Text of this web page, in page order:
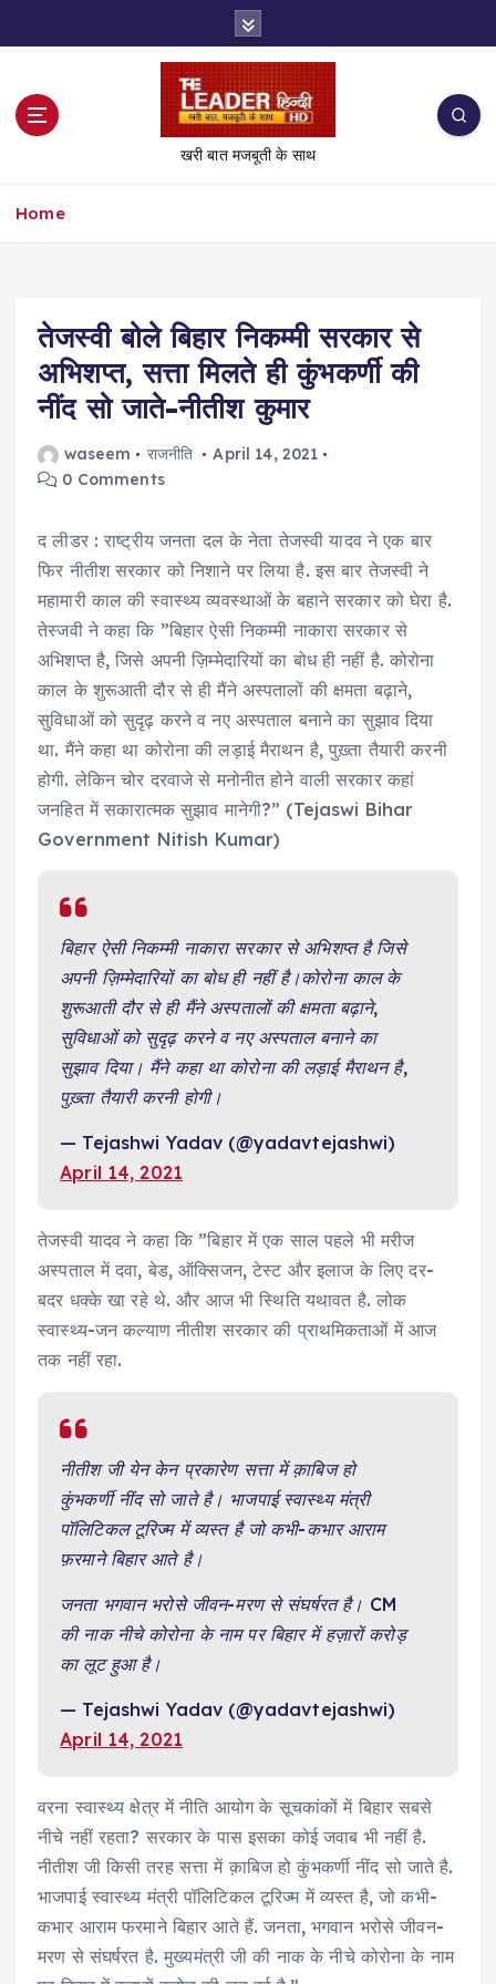
t
खरी बात मजबूती के साथ
Home
तेजस्वी बोले बिहार निकम्मी सरकार से
अभिशप्त, सत्ता मिलते ही कुंभकर्णी की
नींद सो जाते-नीतीश कुमार
waseem राजनीति
April 14, 2021
0 Comments
द लीडर : राष्ट्रीय जनता दल के नेता तेजस्वी यादव ने एक बार
फिर नीतीश सरकार को निशाने पर लिया है. इस बार तेजस्वी ने
महामारी काल की स्वास्थ्य व्यवस्थाओं के बहाने सरकार को घेरा है.
तेस्जवी ने कहा कि ”बिहार ऐसी निकम्मी नाकारा सरकार से
अभिशप्त है, जिसे अपनी ज़िम्मेदारियों का बोध ही नहीं है. कोरोना
काल के शुरूआती दौर से ही मैंने अस्पतालों की क्षमता बढ़ाने,
सुविधाओं को सुदृढ़ करने व नए अस्पताल बनाने का सुझाव दिया
था. मैंने कहा था कोरोना की लड़ाई मैराथन है, पुख़्ता तैयारी करनी
होगी. लेकिन चोर दरवाजे से मनोनीत होने वाली सरकार कहां
जनहित में सकारात्मक सुझाव मानेगी?” (Tejaswi Bihar
Government Nitish Kumar)
बिहार ऐसी निकम्मी नाकारा सरकार से अभिशप्त है जिसे
अपनी ज़िम्मेदारियों का बोध ही नहीं है।कोरोना काल के
शुरूआती दौर से ही मैंने अस्पतालों की क्षमता बढ़ाने,
सुविधाओं को सुदृढ़ करने व नए अस्पताल बनाने का
सुझाव दिया। मैंने कहा था कोरोना की लड़ाई मैराथन है,
पुख़्ता तैयारी करनी होगी।
— Tejashwi Yadav (@yadavtejashwi)
April 14, 2021
तेजस्वी यादव ने कहा कि ”बिहार में एक साल पहले भी मरीज
अस्पताल में दवा, बेड, ऑक्सिजन, टेस्ट और इलाज के लिए दर-
बदर धक्के खा रहे थे. और आज भी स्थिति यथावत है. लोक
स्वास्थ्य-जन कल्याण नीतीश सरकार की प्राथमिकताओं में आज
तक नहीं रहा.
नीतीश जी येन केन प्रकारेण सत्ता में क़ाबिज हो
कुंभकर्णी नींद सो जाते है। भाजपाई स्वास्थ्य मंत्री
पॉलिटिकल टूरिज्म में व्यस्त है जो कभी-कभार आराम
फ़रमाने बिहार आते है।
जनता भगवान भरोसे जीवन-मरण से संघर्षरत है। CM
की नाक नीचे कोरोना के नाम पर बिहार में हज़ारों करोड़
का लूट हुआ है।
— Tejashwi Yadav (@yadavtejashwi)
April 14, 2021
वरना स्वास्थ्य क्षेत्र में नीति आयोग के सूचकांकों में बिहार सबसे
नीचे नहीं रहता? सरकार के पास इसका कोई जवाब भी नहीं है.
नीतीश जी किसी तरह सत्ता में क़ाबिज हो कुंभकर्णी नींद सो जाते है.
भाजपाई स्वास्थ्य मंत्री पॉलिटिकल टूरिज्म में व्यस्त है, जो कभी-
कभार आराम फरमाने बिहार आते हैं. जनता, भगवान भरोसे जीवन-
मरण से संघर्षरत है. मुख्यमंत्री जी की नाक के नीचे कोरोना के नाम